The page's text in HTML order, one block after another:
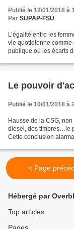
Publié le 12/01/2018 à
Par SUPAP-FSU
L’égalité entre les
vie quotidienne comme
publique où les écarts
Le pouvoir
Publié le 10/01/2018 à
Hausse de la CSG,
diesel, des timbres…le
Cette conclusion
< Page
Hébergé par
Top articles